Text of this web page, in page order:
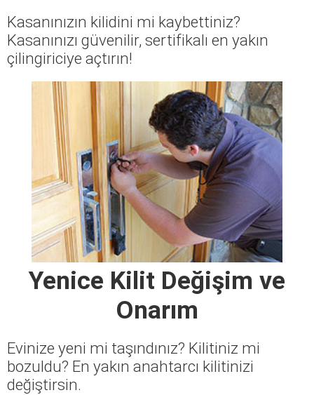
Kasanınızın kilidini mi kaybettiniz?
Kasanınızı güvenilir, sertifikalı en yakın
çilingiriciye açtırın!
Yenice Kilit Değişim ve
Onarım
Evinize yeni mi taşındınız? Kilitiniz mi
bozuldu? En yakın anahtarcı kilitinizi
değiştirsin.